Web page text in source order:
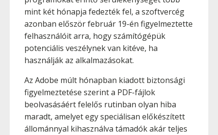
mint két hónapja fedezték fel, a szoftvercég
azonban először február 19-én figyelmeztette
felhasználóit arra, hogy számítógépük
potenciális veszélynek van kitéve, ha
használják az alkalmazásokat.
Az Adobe múlt hónapban kiadott biztonsági
figyelmeztetése szerint a PDF-fájlok
beolvasásáért felelős rutinban olyan hiba
maradt, amelyet egy speciálisan előkészített
állománnyal kihasználva támadók akár teljes